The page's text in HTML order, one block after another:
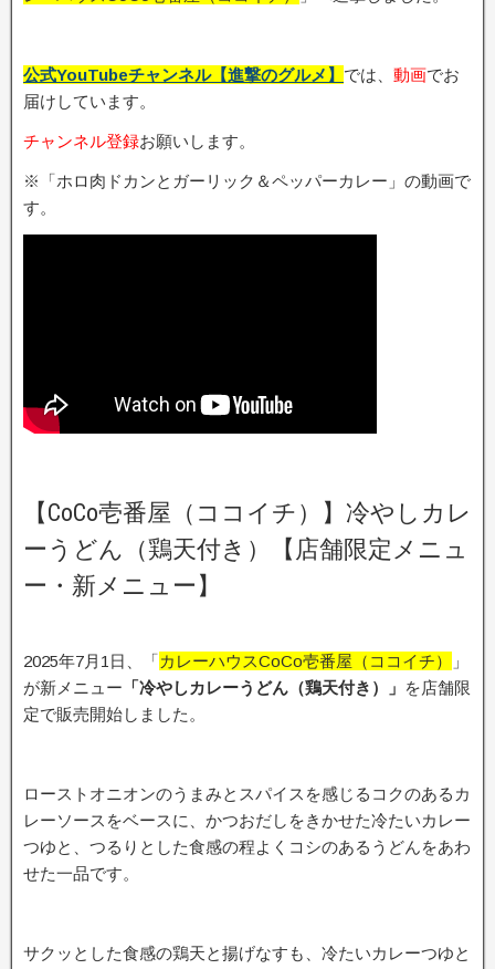
公式YouTubeチャンネル【進撃のグルメ】 では、 動画でお
届けしています。
チャンネル登録お願いします。
※「ホロ肉ドカンとガーリック＆ペッパーカレー」の動画で
す。
【CoCo壱番屋（ココイチ）】冷やしカレ
ーうどん（鶏天付き）【店舗限定メニュ
ー・新メニュー】
2025年7月1日、「カレーハウスCoCo壱番屋（ココイチ）
」
が新メニュー 「冷やしカレーうどん（鶏天付き）」 を店舗限
定で販売開始しました。
ローストオニオンのうまみとスパイスを感じるコクのあるカ
レーソースをベースに、かつおだしをきかせた冷たいカレー
つゆと、つるりとした食感の程よくコシのあるうどんをあわ
せた一品です。
サクッとした食感の鶏天と揚げなすも、冷たいカレーつゆと